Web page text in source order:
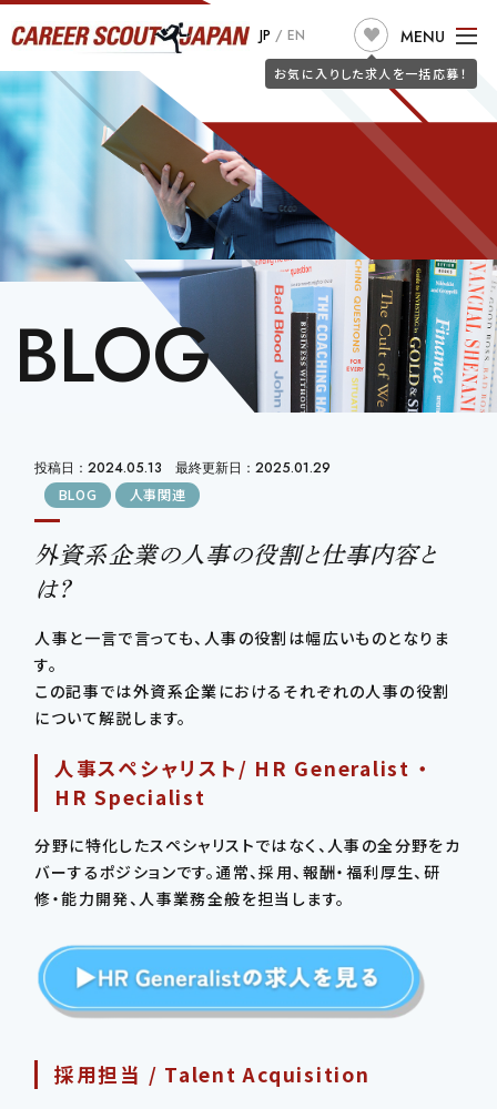
JP / EN
お気に入りした求人を一括応募！
MENU
TOP
JOB SEARCH
CONSULTANTS
JOB SEEKERS
CLIENT
ABOUT US
JOIN CSJ
BLOG
詐欺警告
CONTSCT US
03-4580-6150
求人検索
JOB SEARCH
こだわり条件で探す フリーワードで探す
職種
勤務地
BLOG
投稿日：2024.05.13 最終更新日：2025.01.29
BLOG
人事関連
外資系企業の人事の役割と仕事内容と
は？
人事と一言で言っても、人事の役割は幅広いものとなりま
す。
この記事では外資系企業におけるそれぞれの人事の役割
について解説します。
人事スペシャリスト/ HR Generalist ・
HR Specialist
分野に特化したスペシャリストではなく、人事の全分野をカ
バーするポジションです。通常、採用、報酬・福利厚生、研
修・能力開発、人事業務全般を担当します。
採用担当 / Talent Acquisition